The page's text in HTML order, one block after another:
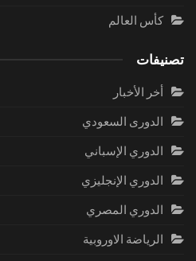
كأس العالم
تصنيفات
أخر الأخبار
الدورى السعودي
الدوري الإسباني
الدوري الإنجليزي
الدوري المصري
الرياضة الاوروبية